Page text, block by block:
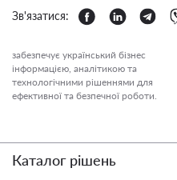
Зв'язатися:
забезпечує український бізнес
інформацією, аналітикою та
технологічними рішеннями для
ефективної та безпечної роботи.
Каталог рішень